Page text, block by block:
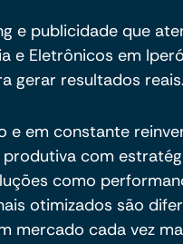
e publicidade que
e Eletrônicos em
gerar resultados reais.
em constante
com
como
otimizados são
mercado cada vez